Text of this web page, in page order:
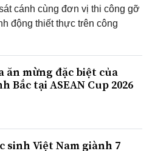
cánh cùng đơn vị thi công gỡ
động thiết thực trên công
ăn mừng đặc biệt của
Bắc tại ASEAN Cup 2026
sinh Việt Nam giành 7